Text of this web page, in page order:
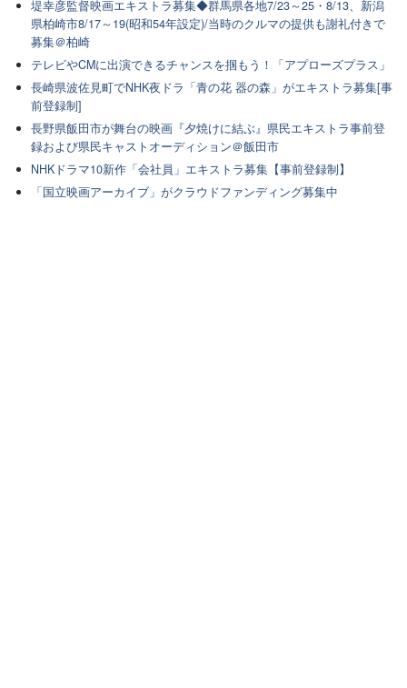
堤幸彦監督映画エキストラ募集◆群馬県各地7/23～25・8/13、新潟
県柏崎市8/17～19(昭和54年設定)/当時のクルマの提供も謝礼付きで
募集＠柏崎
テレビやCMに出演できるチャンスを掴もう！「アプローズプラス」
長崎県波佐見町でNHK夜ドラ「青の花 器の森」がエキストラ募集[事
前登録制]
長野県飯田市が舞台の映画『夕焼けに結ぶ』県民エキストラ事前登
録および県民キャストオーディション＠飯田市
NHKドラマ10新作「会社員」エキストラ募集【事前登録制】
「国立映画アーカイブ」がクラウドファンディング募集中